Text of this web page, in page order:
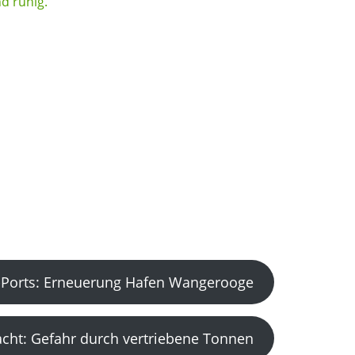
Erneuerung Hafen Wangerooge
Gefahr durch vertriebene Tonnen